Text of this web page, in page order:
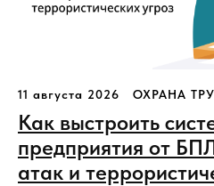
11 августа 2026 ОХРАНА
Как выстроить
предприятия от
атак и